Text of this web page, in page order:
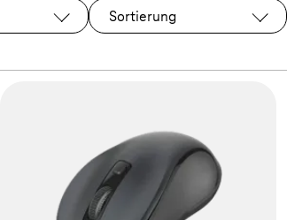
Sortierung